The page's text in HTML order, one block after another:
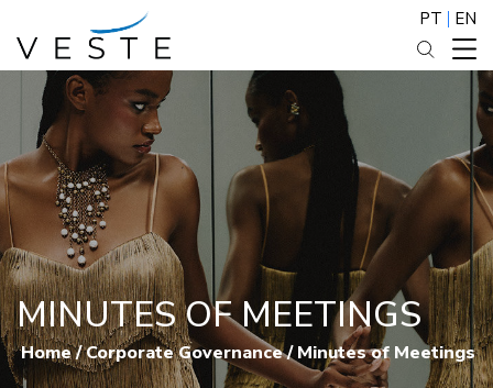
PT EN
MINUTES OF MEETINGS
Home/Corporate Governance/Minutes of Meetings